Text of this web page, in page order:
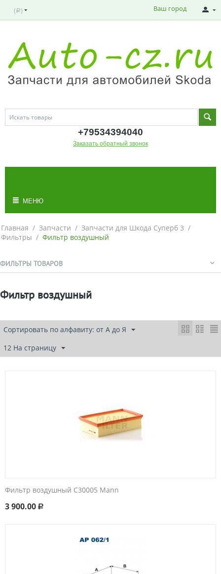
( Р ) Ваш город
+79534394040
Заказать обратный звонок
МЕНЮ
Главная / Запчасти / Запчасти для Шкода Суперб 3 /
Фильтры / Фильтр воздушный
ФИЛЬТРЫ ТОВАРОВ
Фильтр воздушный
Сортировать по алфавиту: от А до Я
12 На страницу
Фильтр воздушный C30005 Маnn
3 900.00 Р